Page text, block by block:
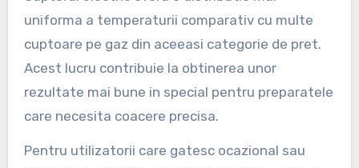
uniforma a temperaturii comparativ cu multe
cuptoare pe gaz din aceeasi categorie de pret.
Acest lucru contribuie la obtinerea unor
rezultate mai bune in special pentru preparatele
care necesita coacere precisa.
Pentru utilizatorii care gatesc ocazional sau